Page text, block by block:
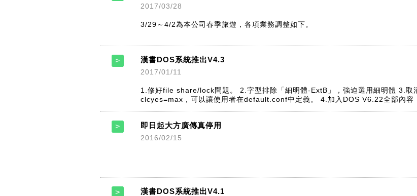
2017/03/28
3/29～4/2為本公司春季旅遊，各項業務調整如下。
漢書DOS系統推出V4.3
2017/01/11
1.修好file share/lock問題。 2.字型排除「細明體-ExtB」，強迫選用細明體 3.取
clcyes=max，可以讓使用者在default.conf中定義。 4.加入DOS V6.22全部內容
即日起大方廣傳真停用
2016/02/15
漢書DOS系統推出V4.1